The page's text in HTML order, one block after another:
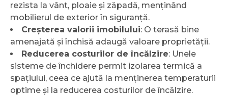
rezista la vânt, ploaie și zăpadă, menținând
mobilierul de exterior în siguranță.
Creșterea valorii imobilului: O terasă bine
amenajată și închisă adaugă valoare proprietății.
Reducerea costurilor de încălzire: Unele
sisteme de închidere permit izolarea termică a
spațiului, ceea ce ajută la menținerea temperaturii
optime și la reducerea costurilor de încălzire.